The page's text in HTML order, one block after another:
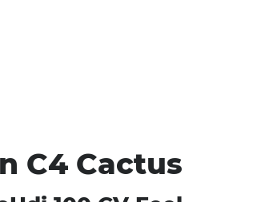
C4 Cactus